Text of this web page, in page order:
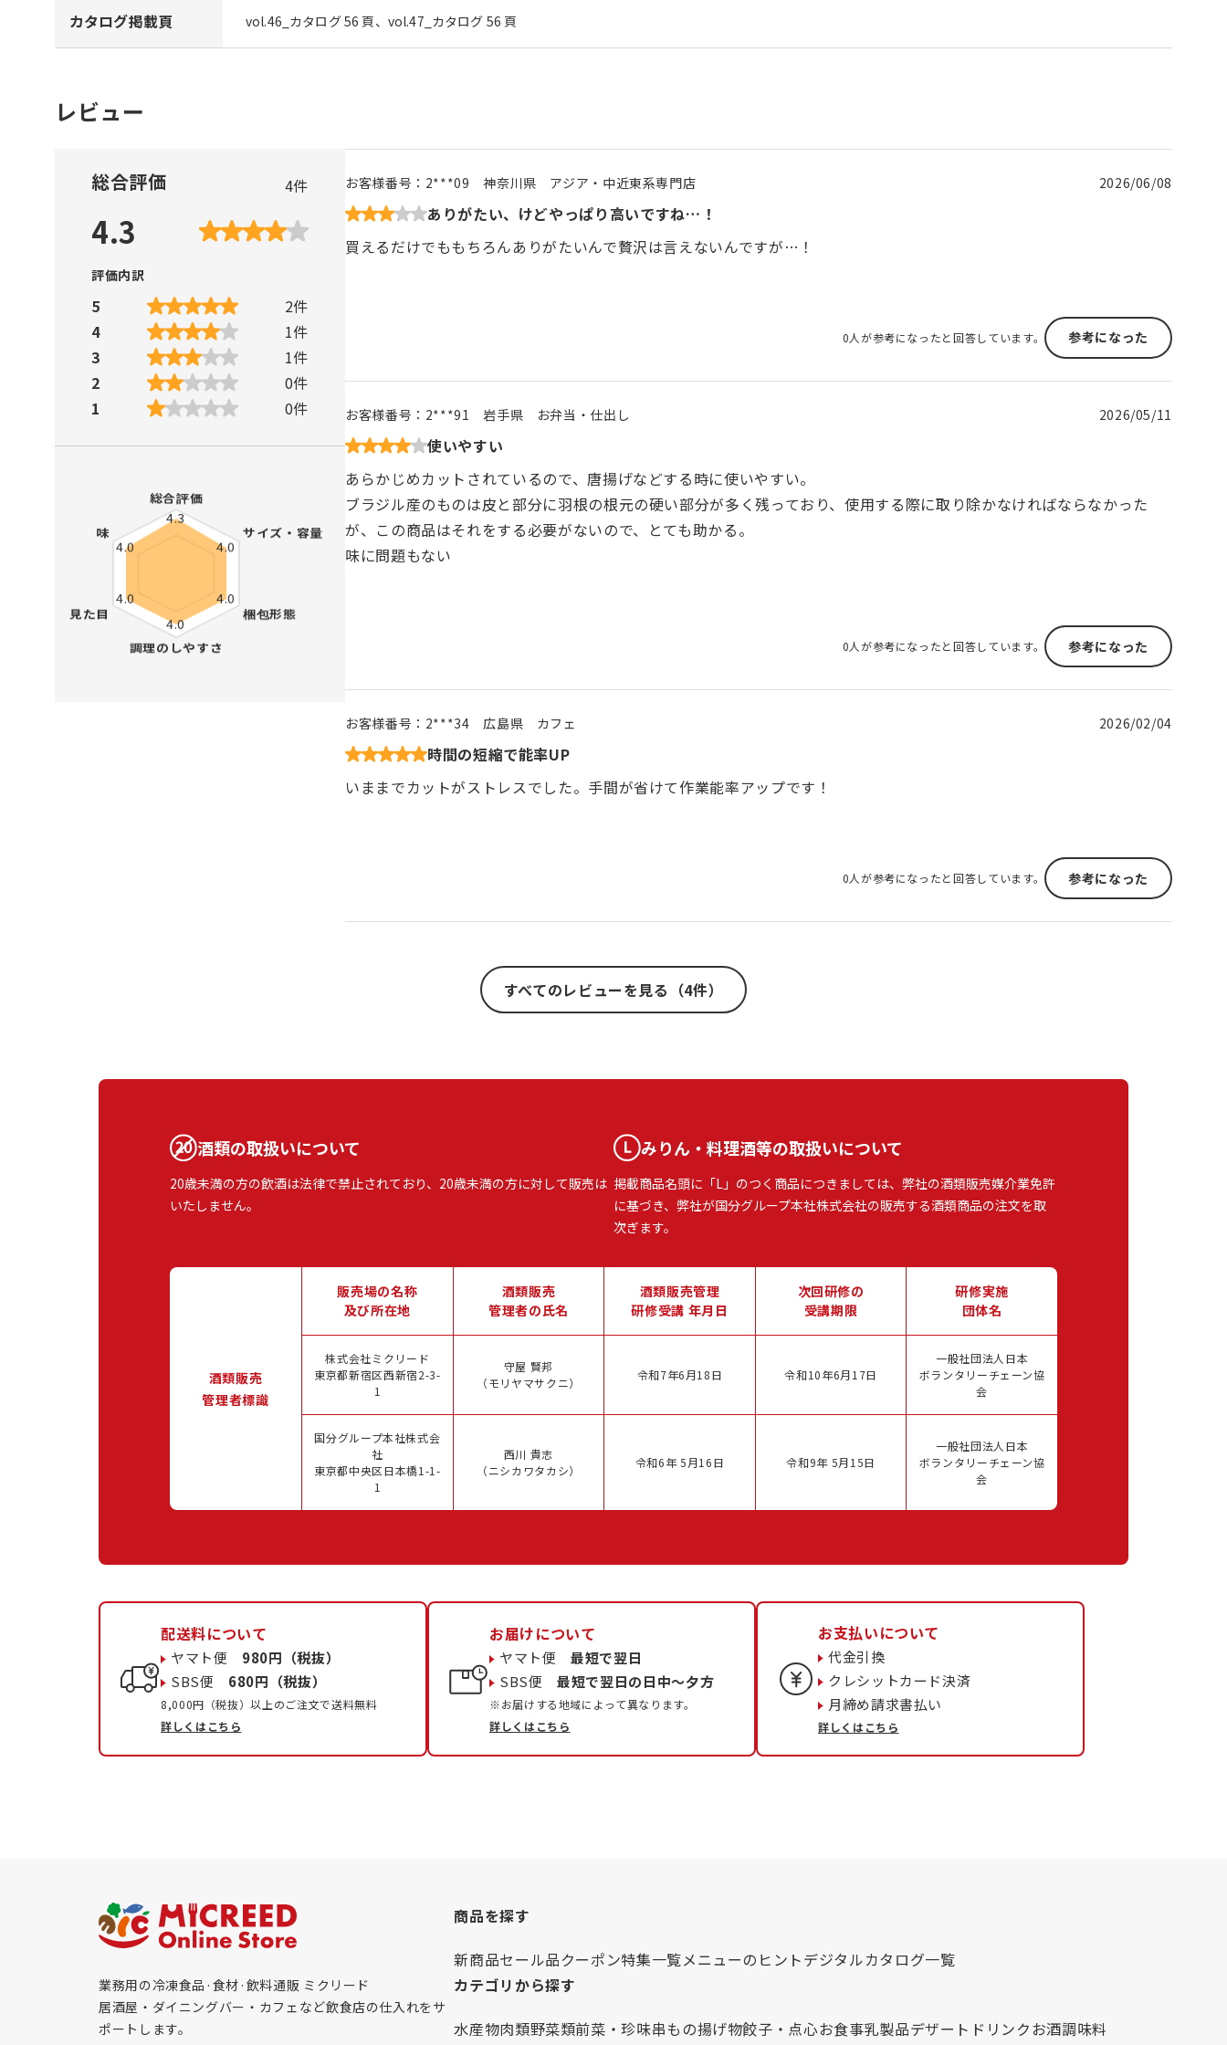
カタログ掲載頁 vol.46_カタログ 56 頁、vol.47_カタログ 56 頁
レビュー
総合評価 4件
4.3
評価内訳
5 2件
4
1件
3
1件
2
0件
1
0件
お客様番号： 2***09 神奈川県 アジア・中近東系専門店 2026/06/08
ありがたい、けどやっぱり高いですね…！
買えるだけでももちろんありがたいんで贅沢は言えないんですが…！
0人が参考になったと回答しています。 参考になった
お客様番号： 2***91 岩手県 お弁当・仕出し 2026/05/11
使いやすい
あらかじめカットされているので、唐揚げなどする時に使いやすい。
ブラジル産のものは皮と部分に羽根の根元の硬い部分が多く残っており、使用する際に取り除かなければならなかった
が、この商品はそれをする必要がないので、とても助かる。
味に問題もない
0人が参考になったと回答しています。 参考になった
お客様番号： 2***34 広島県 カフェ 2026/02/04
時間の短縮で能率UP
いままでカットがストレスでした。手間が省けて作業能率アップです！
0人が参考になったと回答しています。 参考になった
すべてのレビューを見る（4件）
酒類の取扱いについて
20歳未満の方の飲酒は法律で禁止されており、20歳未満の方に対して販売は
いたしません。
みりん・料理酒等の取扱いについて
掲載商品名頭に「L」のつく商品につきましては、弊社の酒類販売媒介業免許
に基づき、弊社が国分グループ本社株式会社の販売する酒類商品の注文を取
次ぎます。
酒類販売
管理者標識
販売場の名称
及び所在地
酒類販売
管理者の氏名
酒類販売管理
研修受講 年月日
次回研修の
受講期限
研修実施
団体名
株式会社ミクリード
東京都新宿区西新宿2-3-
1
守屋 賢邦
（モリヤマサクニ）
令和7年6月18日 令和10年6月17日
一般社団法人日本
ボランタリーチェーン協
会
国分グループ本社株式会
社
東京都中央区日本橋1-1-
1
西川 貴志
（ニシカワタカシ）
令和6年 5月16日 令和9年 5月15日
一般社団法人日本
ボランタリーチェーン協
会
配送料について
ヤマト便 980円（税抜）
SBS便 680円（税抜）
8,000円（税抜）以上のご注文で送料無料
詳しくはこちら
お届けについて
ヤマト便最短で翌日
SBS便最短で翌日の日中〜夕方
※お届けする地域によって異なります。
詳しくはこちら
お支払いについて
代金引換
クレシットカード決済
月締め請求書払い
詳しくはこちら
業務用の冷凍食品·食材·飲料通販 ミクリード
居酒屋・ダイニングバー・カフェなど飲食店の仕入れをサ
ポートします。
商品を探す
新商品セール品クーポン特集一覧メニューのヒントデジタルカタログ一覧
カテゴリから探す
水産物肉類野菜類前菜・珍味串もの揚げ物餃子・点心お食事乳製品デザート ドリンクお酒調味料